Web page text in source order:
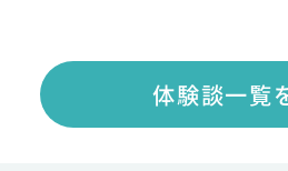
体験談一覧